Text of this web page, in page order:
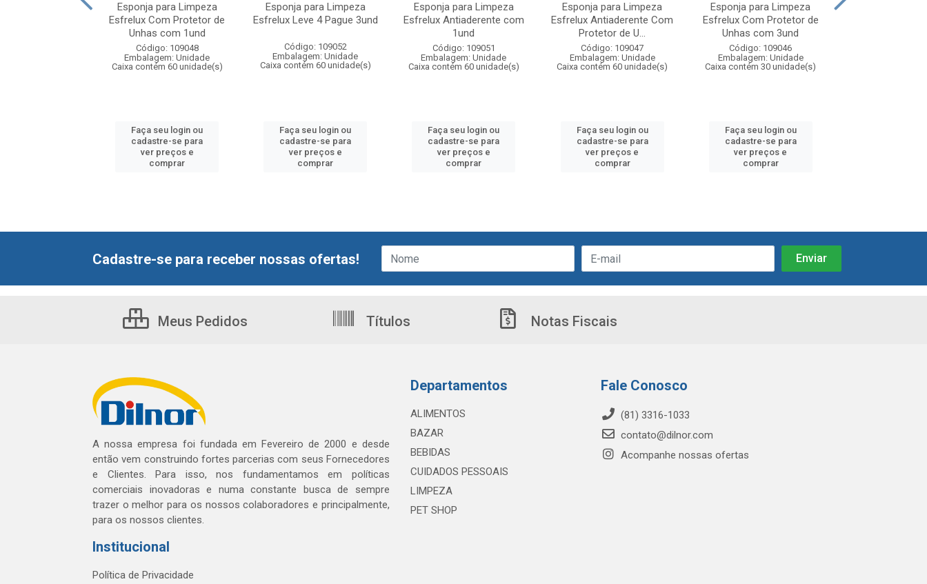
Esponja para Limpeza
Esfrelux Com Protetor de
Unhas com 1und
Código: 109048
Embalagem: Unidade
Caixa contém 60 unidade(s)
Faça seu login ou
cadastre-se para
ver preços e
comprar
Esponja para Limpeza
Esfrelux Leve 4 Pague 3und
Código: 109052
Embalagem: Unidade
Caixa contém 60 unidade(s)
Faça seu login ou
cadastre-se para
ver preços e
comprar
Esponja para Limpeza
Esfrelux Antiaderente com
1und
Código: 109051
Embalagem: Unidade
Caixa contém 60 unidade(s)
Faça seu login ou
cadastre-se para
ver preços e
comprar
Esponja para Limpeza
Esfrelux Antiaderente Com
Protetor de U...
Código: 109047
Embalagem: Unidade
Caixa contém 60 unidade(s)
Faça seu login ou
cadastre-se para
ver preços e
comprar
Esponja para Limpeza
Esfrelux Com Protetor de
Unhas com 3und
Código: 109046
Embalagem: Unidade
Caixa contém 30 unidade(s)
Faça seu login ou
cadastre-se para
ver preços e
comprar
Cadastre-se para receber nossas ofertas!
Meus Pedidos Títulos Notas Fiscais
A nossa empresa foi fundada em Fevereiro de 2000 e desde
então vem construindo fortes parcerias com seus Fornecedores
e Clientes. Para isso, nos fundamentamos em políticas
comerciais inovadoras e numa constante busca de sempre
trazer o melhor para os nossos colaboradores e principalmente,
para os nossos clientes.
Institucional
Política de Privacidade
Departamentos
ALIMENTOS
BAZAR
BEBIDAS
CUIDADOS PESSOAIS
LIMPEZA
PET SHOP
Fale Conosco
(81) 3316-1033
contato@dilnor.com
Acompanhe nossas ofertas